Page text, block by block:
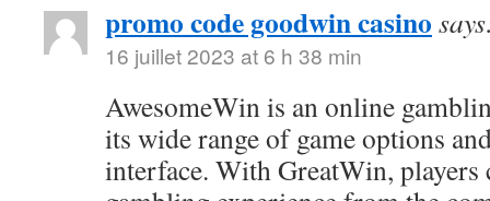
promo code goodwin casino
16 juillet 2023 at 6 h 38 min
AwesomeWin is an online
its wide range of game options
interface. With GreatWin, players